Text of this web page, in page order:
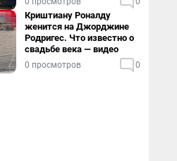
Криштиану Роналду
женится на Джорджине
Родригес. Что известно о
свадьбе века — видео
0 просмотров 0